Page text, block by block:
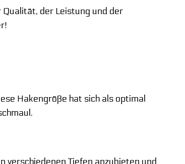
Qualität, der Leistung und der
Hakengröße hat sich als optimal
verschiedenen Tiefen anzubieten und